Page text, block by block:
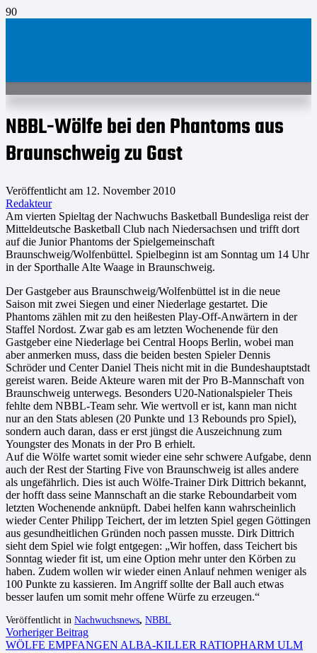
NBBL-Wölfe bei den Phantoms aus
Braunschweig zu Gast
Veröffentlicht am 12. November 2010
Redakteur
Am vierten Spieltag der Nachwuchs Basketball Bundesliga reist der
Mitteldeutsche Basketball Club nach Niedersachsen und trifft dort
auf die Junior Phantoms der Spielgemeinschaft
Braunschweig/Wolfenbüttel. Spielbeginn ist am Sonntag um 14 Uhr
in der Sporthalle Alte Waage in Braunschweig.
Der Gastgeber aus Braunschweig/Wolfenbüttel ist in die neue
Saison mit zwei Siegen und einer Niederlage gestartet. Die
Phantoms zählen mit zu den heißesten Play-Off-Anwärtern in der
Staffel Nordost. Zwar gab es am letzten Wochenende für den
Gastgeber eine Niederlage bei Central Hoops Berlin, wobei man
aber anmerken muss, dass die beiden besten Spieler Dennis
Schröder und Center Daniel Theis nicht mit in die Bundeshauptstadt
gereist waren. Beide Akteure waren mit der Pro B-Mannschaft von
Braunschweig unterwegs. Besonders U20-Nationalspieler Theis
fehlte dem NBBL-Team sehr. Wie wertvoll er ist, kann man nicht
nur an den Stats ablesen (20 Punkte und 13 Rebounds pro Spiel),
sondern auch daran, dass er erst jüngst die Auszeichnung zum
Youngster des Monats in der Pro B erhielt.
Auf die Wölfe wartet somit wieder eine sehr schwere Aufgabe, denn
auch der Rest der Starting Five von Braunschweig ist alles andere
als ungefährlich. Dies ist auch Wölfe-Trainer Dirk Dittrich bekannt,
der hofft dass seine Mannschaft an die starke Reboundarbeit vom
letzten Wochenende anknüpft. Dabei helfen kann wahrscheinlich
wieder Center Philipp Teichert, der im letzten Spiel gegen Göttingen
aus gesundheitlichen Gründen noch passen musste. Dirk Dittrich
sieht dem Spiel wie folgt entgegen: „Wir hoffen, dass Teichert bis
Sonntag wieder fit ist, um eine Option mehr unter den Körben zu
haben. Zudem wollen wir wieder einen Anlauf nehmen weniger als
100 Punkte zu kassieren. Im Angriff sollte der Ball auch etwas
besser laufen um somit mehr offene Würfe zu erzeugen.“
Veröffentlicht in Nachwuchsnews, NBBL
Vorheriger Beitrag
WÖLFE EMPFANGEN ALBA-KILLER RATIOPHARM ULM